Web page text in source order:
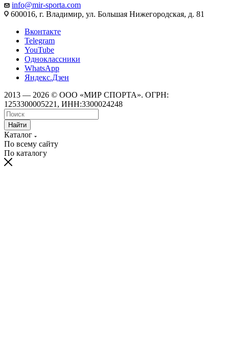
info@mir-sporta.com
600016, г. Владимир, ул. Большая Нижегородская, д. 81
Вконтакте
Telegram
YouTube
Одноклассники
WhatsApp
Яндекс.Дзен
2013 — 2026 © ООО «МИР СПОРТА». ОГРН:
1253300005221, ИНН:3300024248
Найти
Каталог
По всему сайту
По каталогу